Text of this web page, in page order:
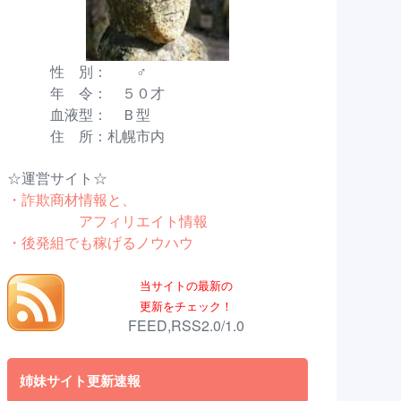
性 別： ♂
年 令： ５０才
血液型： Ｂ型
住 所：札幌市内
☆運営サイト☆
・詐欺商材情報と、
アフィリエイト情報
・後発組でも稼げるノウハウ
当サイトの最新の
更新をチェック！
FEED,RSS2.0/1.0
姉妹サイト更新速報